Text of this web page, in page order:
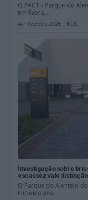
O PACT – Parque do
em Évora,...
4 Fevereiro, 2026 - 10:30
Investigação sobre
escassez vale
O Parque do Alentejo de
iniciou o ano...